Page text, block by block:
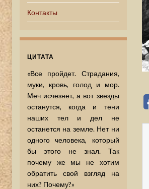
Контакты
ЦИТАТА
«Все пройдет. Страдания,
муки, кровь, голод и мор.
Меч исчезнет, а вот звезды
останутся, когда и тени
наших тел и дел не
останется на земле. Нет ни
одного человека, который
бы этого не знал. Так
почему же мы не хотим
обратить свой взгляд на
них? Почему?»